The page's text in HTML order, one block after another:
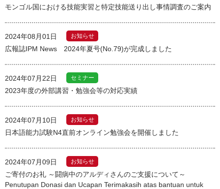
モンゴル国における技能実習と特定技能送り出し事情調査のご案内
2024年08月01日 お知らせ
広報誌IPM News 2024年夏号(No.79)が完成しました
2024年07月22日 セミナー
2023年度の外部講習・勉強会等の対応実績
2024年07月10日 お知らせ
日本語能力試験N4直前オンライン勉強会を開催しました
2024年07月09日 お知らせ
ご寄付のお礼 ～闘病中のアルディさんのご支援について～
Penutupan Donasi dan Ucapan Terimakasih atas bantuan untuk